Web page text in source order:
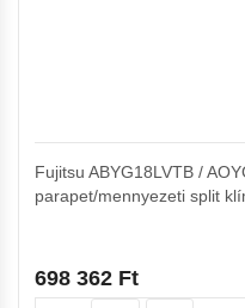
Fujitsu ABYG18LVTB /
parapet/mennyezeti split
698 362 Ft